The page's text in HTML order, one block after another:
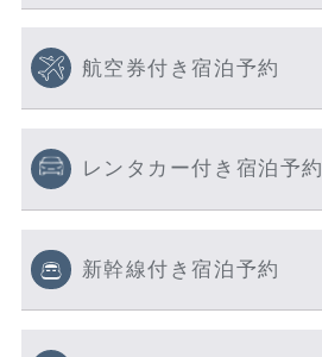
航空券付き宿泊予約
レンタカー付き宿泊予約
新幹線付き宿泊予約